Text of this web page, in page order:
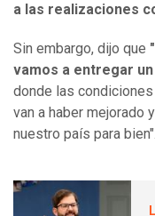
a las realizaciones
Sin embargo, dijo que
vamos a entregar
donde las
van a haber mejorado
nuestro país para bien".